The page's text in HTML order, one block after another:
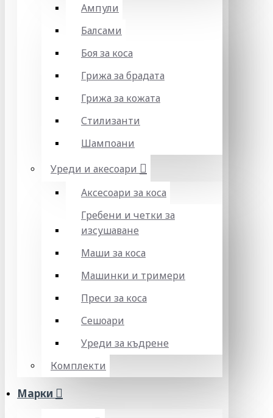
Ампули
Балсами
Боя за коса
Грижа за брадата
Грижа за кожата
Стилизанти
Шампоани
Уреди и акесоари
Аксесоари за коса
Гребени и четки за
изсушаване
Маши за коса
Машинки и тримери
Преси за коса
Сешоари
Уреди за къдрене
Комплекти
Марки